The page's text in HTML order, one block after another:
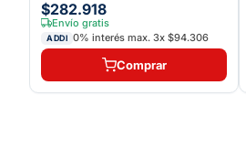
$282.918
Envío gratis
ADDI 0% interés max. 3x $94.306
Comprar